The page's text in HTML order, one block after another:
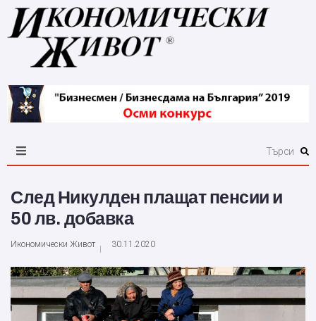
След Никулден плащат пенсии и
50 лв. добавка
Икономически Живот 30.11.2020